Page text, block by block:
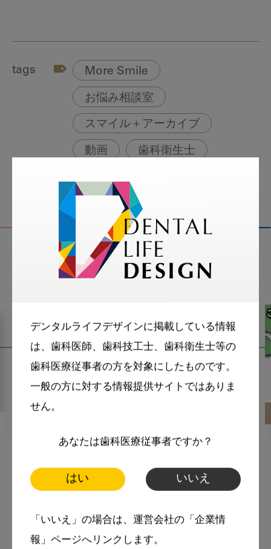
デンタルライフデザインに掲載している情報
は、歯科医師、歯科技工士、歯科衛生士等の
歯科医療従事者の方を対象にしたものです。
一般の方に対する情報提供サイトではありま
せん。
あなたは歯科医療従事者ですか？
はい いいえ
「いいえ」の場合は、運営会社の「企業情
報」ページへリンクします。
tags More Smile
お悩み相談室
スマイル＋アーカイブ
動画 歯科衛生士
関連記事
2021・9・17 MoreSmile
Loe H , 1965: Experimental
More Smile